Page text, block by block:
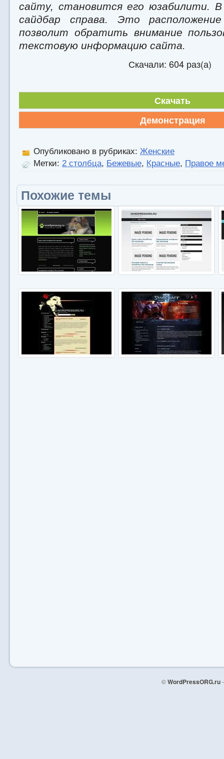
сайту, становится его юзабилити.
сайдбар справа. Это
позволит обратить внимание
текстовую информацию сайта.
Скачали: 604 раз(а)
Скачать
Демонстрация
Опубликовано в рубриках: Женские
Метки: 2 столбца, Бежевые, Красные, Правое
Похожие темы
©WordPressORG.ru